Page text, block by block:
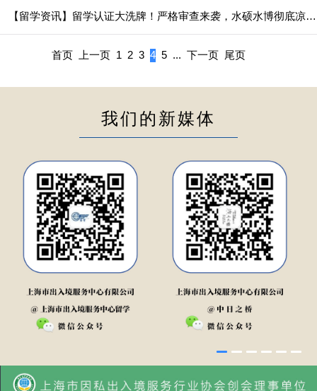
【留学资讯】留学认证大洗牌！严格审查来袭，水硕水博彻底凉凉！
首页 上一页 1 2 3 4 5 ... 下一页 尾页
我们的新媒体